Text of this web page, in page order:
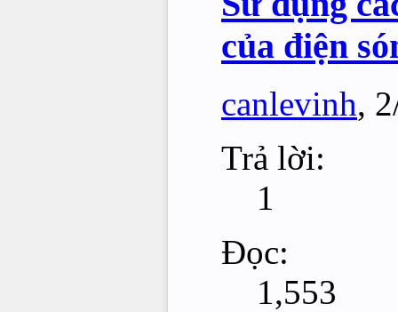
của điện
canlevinh,
Trả lời:
1
Đọc:
1,553